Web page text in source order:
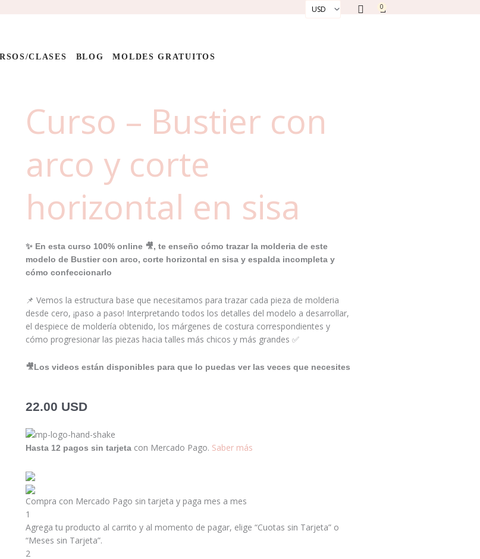
0
Cart
CLASES BLOG MOLDES GRATUITOS
Curso – Bustier con
arco y corte
horizontal en sisa
✨ En esta curso 100% online 🎥, te enseño cómo trazar la molderia de este
modelo de Bustier con arco, corte horizontal en sisa y espalda incompleta y
cómo confeccionarlo
📌 Vemos la estructura base que necesitamos para trazar cada pieza de molderia
desde cero, ¡paso a paso! Interpretando todos los detalles del modelo a desarrollar,
el despiece de moldería obtenido, los márgenes de costura correspondientes y
cómo progresionar las piezas hacia talles más chicos y más grandes ✅
🎥Los videos están disponibles para que lo puedas ver las veces que necesites
22.00 USD
Hasta 12 pagos sin tarjeta con Mercado Pago. Saber más
Compra con Mercado Pago sin tarjeta y paga mes a mes
1
Agrega tu producto al carrito y al momento de pagar, elige “Cuotas sin Tarjeta” o
“Meses sin Tarjeta”.
2
Curso
–
con
arco
y
corte
horizontal
en
sisa